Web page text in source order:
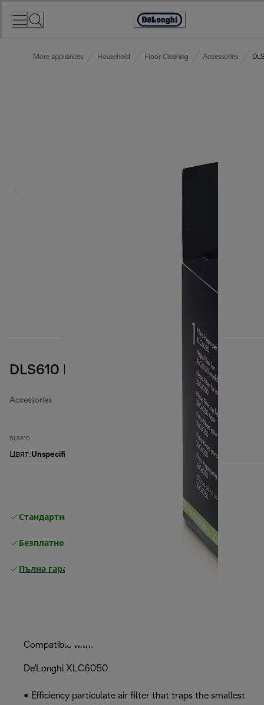
Accessibility
More appliances Household Floor Cleaning Accessories
DLS610 EPA Air filter
Accessories
DLS610
Цвят:Unspecified
Стандартна безплатна доставка Доставка
Безплатно връщане
Пълна гаранция от производителя
Compatible with:
De'Longhi XLC6050
• Efficiency particulate air filter that traps the smallest